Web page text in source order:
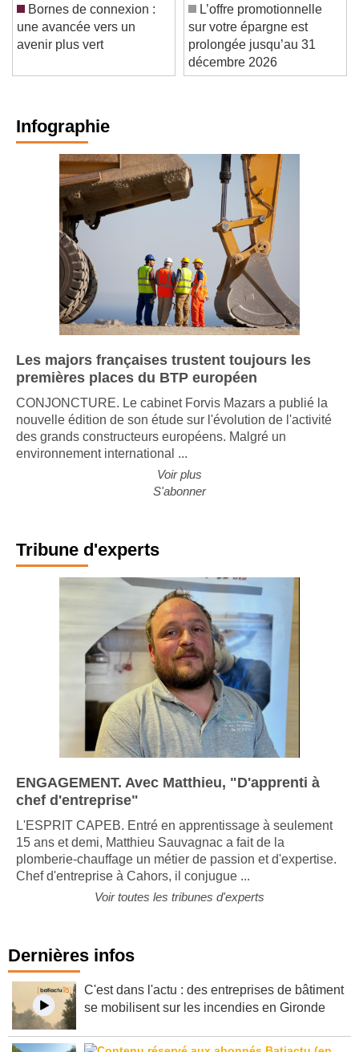
Bornes de connexion :
une avancée vers un
avenir plus vert
L’offre promotionnelle
sur votre épargne est
prolongée jusqu’au 31
décembre 2026
Infographie
Les majors françaises trustent toujours les
premières places du BTP européen
CONJONCTURE. Le cabinet Forvis Mazars a publié la
nouvelle édition de son étude sur l'évolution de l'activité
des grands constructeurs européens. Malgré un
environnement international ...
Voir plus
S'abonner
Tribune d'experts
ENGAGEMENT. Avec Matthieu, "D'apprenti à
chef d'entreprise"
L'ESPRIT CAPEB. Entré en apprentissage à seulement
15 ans et demi, Matthieu Sauvagnac a fait de la
plomberie-chauffage un métier de passion et d'expertise.
Chef d'entreprise à Cahors, il conjugue ...
Voir toutes les tribunes d'experts
Dernières infos
C'est dans l'actu : des entreprises de bâtiment
se mobilisent sur les incendies en Gironde